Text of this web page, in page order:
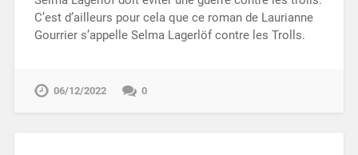
C’est d’ailleurs pour cela que ce roman de Laurianne
Gourrier s’appelle Selma Lagerlöf contre les Trolls.
06/12/2022 0